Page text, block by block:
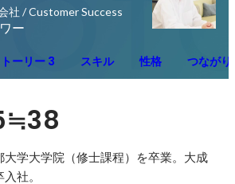
社 / Customer Success
ー
ーリー 3 スキル 性格 つながり
学大学院（修士課程）を卒業。大成
社。